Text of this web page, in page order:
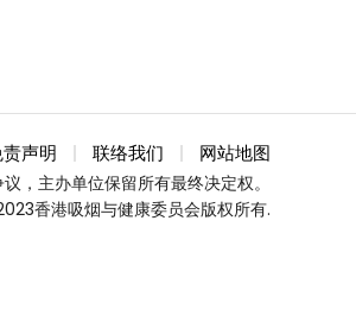
声明 联络我们 网站地图
，主办单位保留所有最终决定权。
香港吸烟与健康委员会版权所有.